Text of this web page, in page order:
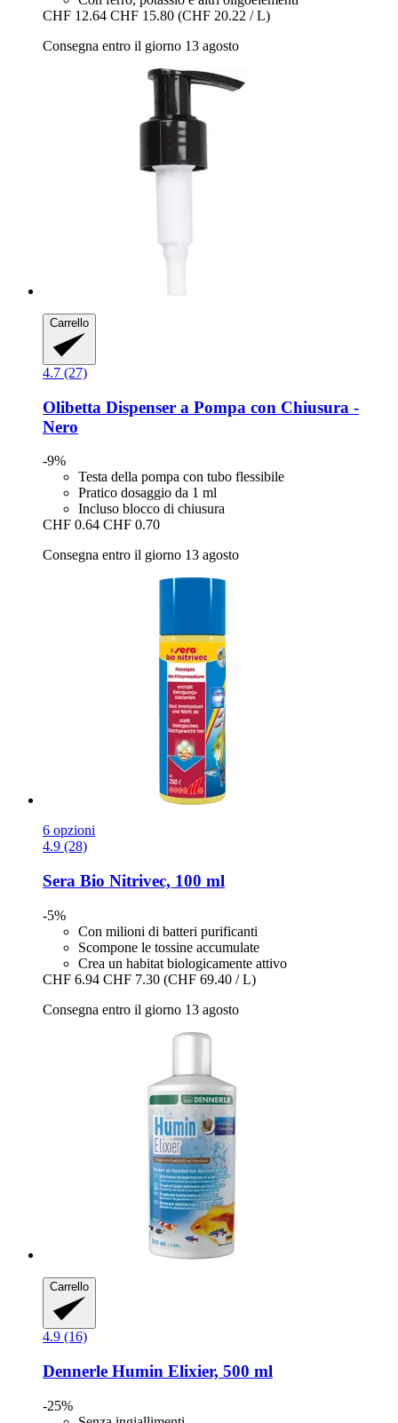
CHF 12.64 CHF 15.80 (CHF 20.22 / L)
Consegna entro il giorno 13 agosto
Carrello
4.7 (27)
Olibetta Dispenser a Pompa con Chiusura -​
Nero
-9%
Testa della pompa con tubo flessibile
Pratico dosaggio da 1 ml
Incluso blocco di chiusura
CHF 0.64 CHF 0.70
Consegna entro il giorno 13 agosto
6 opzioni
4.9 (28)
Sera Bio Nitrivec, 100 ml
-5%
Con milioni di batteri purificanti
Scompone le tossine accumulate
Crea un habitat biologicamente attivo
CHF 6.94 CHF 7.30 (CHF 69.40 / L)
Consegna entro il giorno 13 agosto
Carrello
4.9 (16)
Dennerle Humin Elixier, 500 ml
-25%